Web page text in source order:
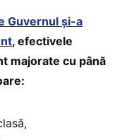
Guvernul și-a
, efectivele
majorate cu până